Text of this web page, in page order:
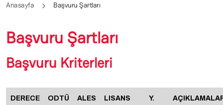
Anasayfa Başvuru Şartları
Başvuru Şartları
Başvuru Kriterleri
DERECE
ODTÜ
ALES
LISANS
Y.